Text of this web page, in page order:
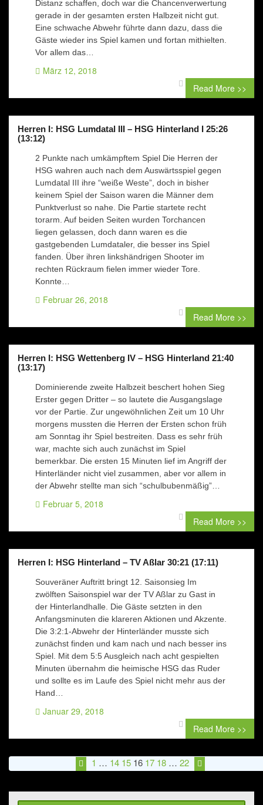
Distanz schaffen, doch war die Chancenverwertung
gerade in der gesamten ersten Halbzeit nicht gut.
Eine schwache Abwehr führte dann dazu, dass die
Gäste wieder ins Spiel kamen und fortan mithielten.
Vor allem das…
März 12, 2018
0 comment
Read More >>
Herren I: HSG Lumdatal III – HSG Hinterland I 25:26
(13:12)
2 Punkte nach umkämpftem Spiel Die Herren der
HSG wahren auch nach dem Auswärtsspiel gegen
Lumdatal III ihre “weiße Weste”, doch in bisher
keinem Spiel der Saison waren die Männer dem
Punktverlust so nahe. Die Partie startete recht
torarm. Auf beiden Seiten wurden Torchancen
liegen gelassen, doch dann waren es die
gastgebenden Lumdataler, die besser ins Spiel
fanden. Über ihren linkshändrigen Shooter im
rechten Rückraum fielen immer wieder Tore.
Konnte…
Februar 26, 2018
0 comment
Read More >>
Herren I: HSG Wettenberg IV – HSG Hinterland 21:40
(13:17)
Dominierende zweite Halbzeit beschert hohen Sieg
Erster gegen Dritter – so lautete die Ausgangslage
vor der Partie. Zur ungewöhnlichen Zeit um 10 Uhr
morgens mussten die Herren der Ersten schon früh
am Sonntag ihr Spiel bestreiten. Dass es sehr früh
war, machte sich auch zunächst im Spiel
bemerkbar. Die ersten 15 Minuten lief im Angriff der
Hinterländer nicht viel zusammen, aber vor allem in
der Abwehr stellte man sich “schulbubenmäßig”…
Februar 5, 2018
0 comment
Read More >>
Herren I: HSG Hinterland – TV Aßlar 30:21 (17:11)
Souveräner Auftritt bringt 12. Saisonsieg Im
zwölften Saisonspiel war der TV Aßlar zu Gast in
der Hinterlandhalle. Die Gäste setzten in den
Anfangsminuten die klareren Aktionen und Akzente.
Die 3:2:1-Abwehr der Hinterländer musste sich
zunächst finden und kam nach und nach besser ins
Spiel. Mit dem 5:5 Ausgleich nach acht gespielten
Minuten übernahm die heimische HSG das Ruder
und sollte es im Laufe des Spiel nicht mehr aus der
Hand…
Januar 29, 2018
0 comment
Read More >>
1 … 14 15 16 17 18 … 22